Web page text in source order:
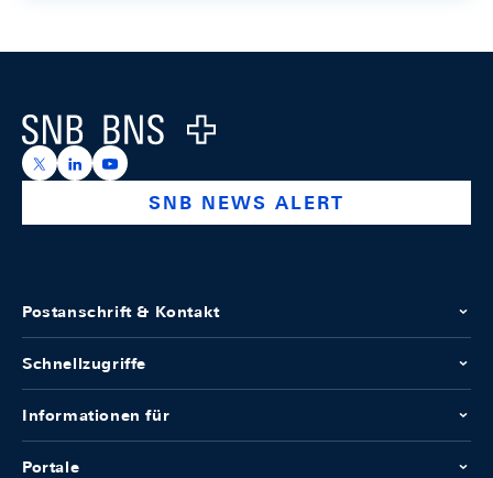
Logo
https://x.com/snb_bns
https://ch.linkedin.com/company/swiss-national-
https://www.youtube.com/@swissnationalbank
SNB NEWS ALERT
Postanschrift & Kontakt
Schnellzugriffe
Informationen für
Portale